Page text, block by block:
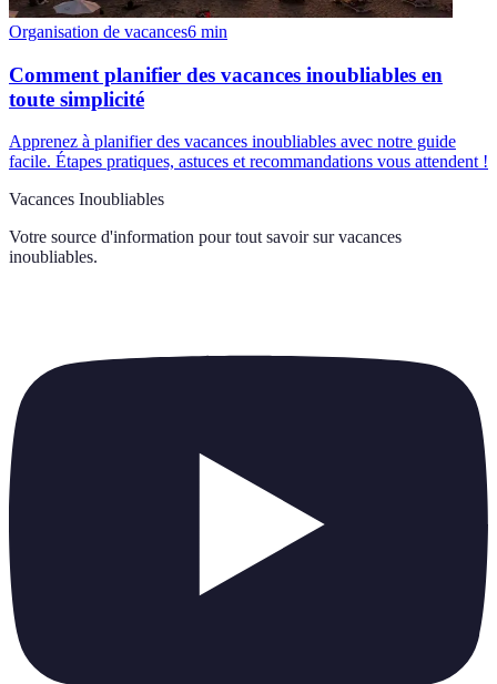
Organisation de vacances6 min
Comment planifier des vacances inoubliables en
toute simplicité
Apprenez à planifier des vacances inoubliables avec notre guide
facile. Étapes pratiques, astuces et recommandations vous attendent !
Vacances Inoubliables
Votre source d'information pour tout savoir sur vacances
inoubliables.